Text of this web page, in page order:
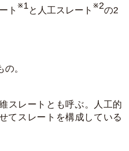
ト ※1と 人工スレート ※2の2
。
スレートとも呼ぶ。人工的
てスレートを構成している